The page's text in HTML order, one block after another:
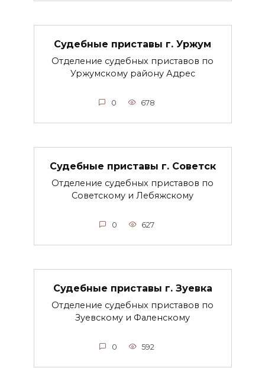
Судебные приставы г. Уржум
Отделение судебных приставов по
Уржумскому району Адрес
0 678
Судебные приставы г. Советск
Отделение судебных приставов по
Советскому и Лебяжскому
0 627
Судебные приставы г. Зуевка
Отделение судебных приставов по
Зуевскому и Фаленскому
0 592